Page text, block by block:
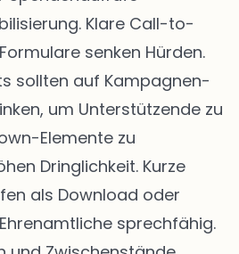
Klare Call-to-
senken Hürden.
sollten auf Kampagnen-
um Unterstützende zu
Elemente zu
Dringlichkeit. Kurze
als Download oder
sprechfähig.